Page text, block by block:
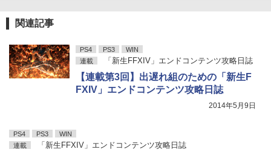
関連記事
PS4 PS3
WIN
連載
「新生FFXIV」エンドコンテンツ攻略日誌
【連載第3回】出遅れ組のための「新生F
FXIV」エンドコンテンツ攻略日誌
2014年5月9日
PS4 PS3
WIN
連載
「新生FFXIV」エンドコンテンツ攻略日誌